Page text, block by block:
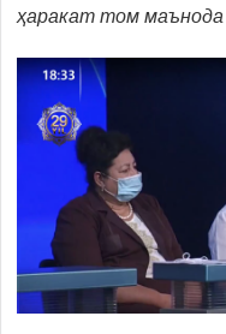
ҳаракат том маънода